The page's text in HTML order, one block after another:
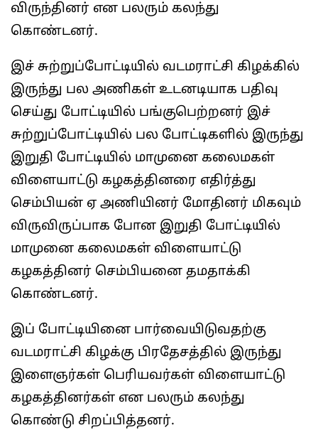
விருந்தினர் என பலரும் கலந்து
கொண்டனர்.
இச் சுற்றுப்போட்டியில் வடமராட்சி கிழக்கில்
இருந்து பல அணிகள் உடனடியாக பதிவு
செய்து போட்டியில் பங்குபெற்றனர் இச்
சுற்றுப்போட்டியில் பல போட்டிகளில் இருந்து
இறுதி போட்டியில் மாமுனை கலைமகள்
விளையாட்டு கழகத்தினரை எதிர்த்து
செம்பியன் ஏ அணியினர் மோதினர் மிகவும்
விருவிருப்பாக போன இறுதி போட்டியில்
மாமுனை கலைமகள் விளையாட்டு
கழகத்தினர் செம்பியனை தமதாக்கி
கொண்டனர்.
இப் போட்டியினை பார்வையிடுவதற்கு
வடமராட்சி கிழக்கு பிரதேசத்தில் இருந்து
இளைஞர்கள் பெரியவர்கள் விளையாட்டு
கழகத்தினர்கள் என பலரும் கலந்து
கொண்டு சிறப்பித்தனர்.